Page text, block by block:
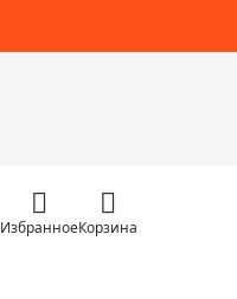
ИзбранноеКорзина